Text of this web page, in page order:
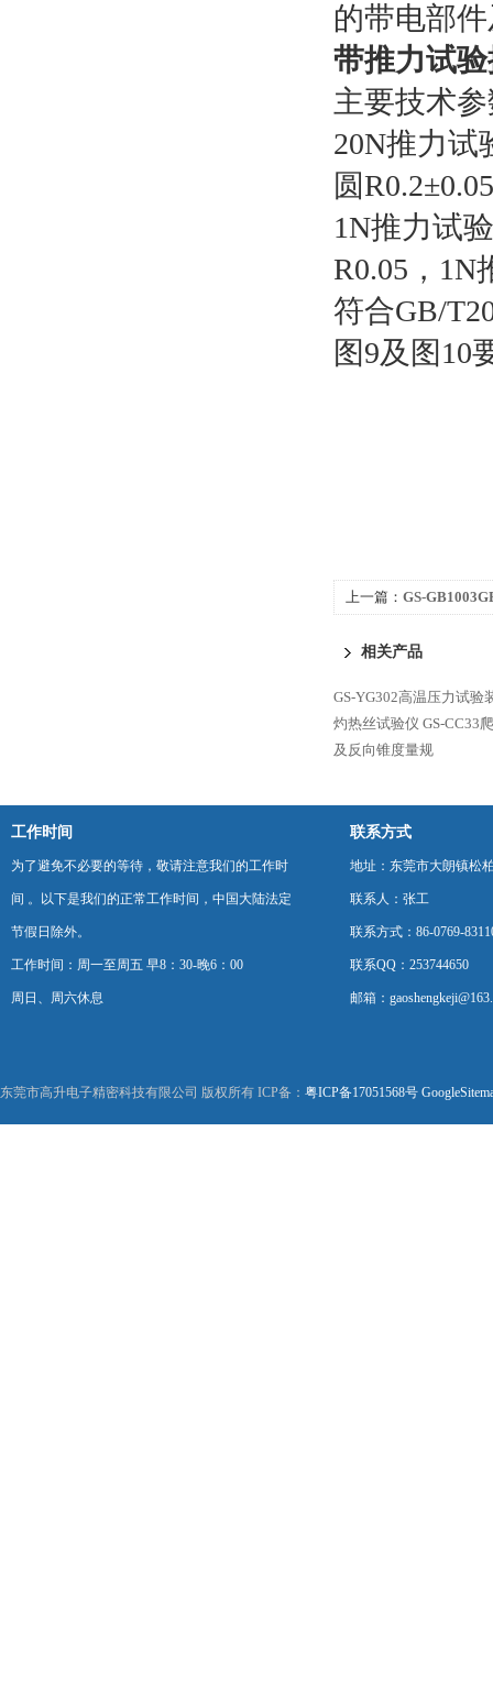
的带电部
带推力试
主要技术
20N推力试
圆
1N推力试
R0.05，1N
符合GB/T
图9及图10
上一篇： GS-
相关产品
GS-YG302高温压力试验
灼热丝试验仪 GS-CC33
及反向锥度量规
工作时间
为了避免不必要的等待，敬请注意我们的工作时
间 。以下是我们的正常工作时间，中国大陆法定
节假日除外。
工作时间：周一至周五 早8：30-晚6：00
周日、周六休息
联系方式
地址：东莞市大朗镇松
联系人：张工
联系方式：86-0769-
联系QQ：253744650
邮箱：
东莞市高升电子精密科技有限公司 版权所有 ICP备： 粤ICP备17051568号